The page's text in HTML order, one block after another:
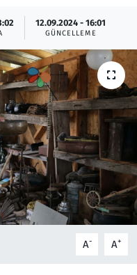
12.09.2024 - 16:01
GÜNCELLEME
A- A+